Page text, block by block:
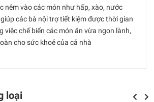
nêm vào các món như hấp, xào, nước
các bà nội trợ tiết kiệm được thời gian
việc chế biến các món ăn vừa ngon lành,
cho sức khoẻ của cả nhà
loại Previous
Next